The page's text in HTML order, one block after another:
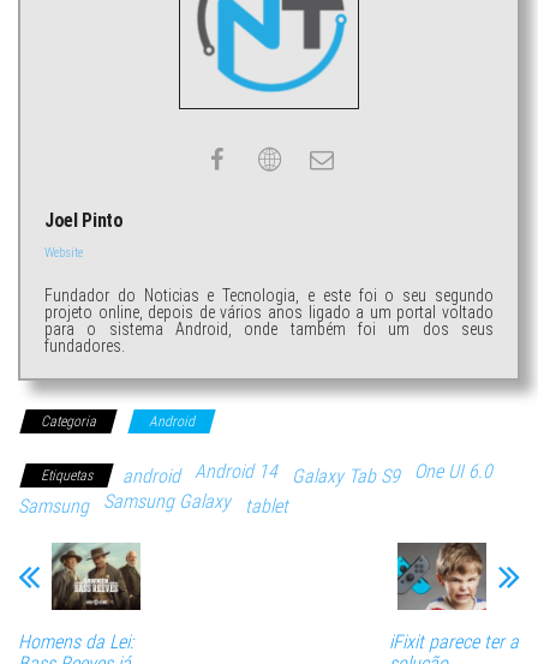
Joel Pinto
Website
Fundador do Noticias e Tecnologia, e este foi o seu segundo
projeto online, depois de vários anos ligado a um portal voltado
para o sistema Android, onde também foi um dos seus
fundadores.
Categoria Android
Etiquetas android Android 14 Galaxy Tab S9
One UI 6.0
Samsung
Samsung Galaxy tablet
Homens da Lei:
iFixit parece ter a